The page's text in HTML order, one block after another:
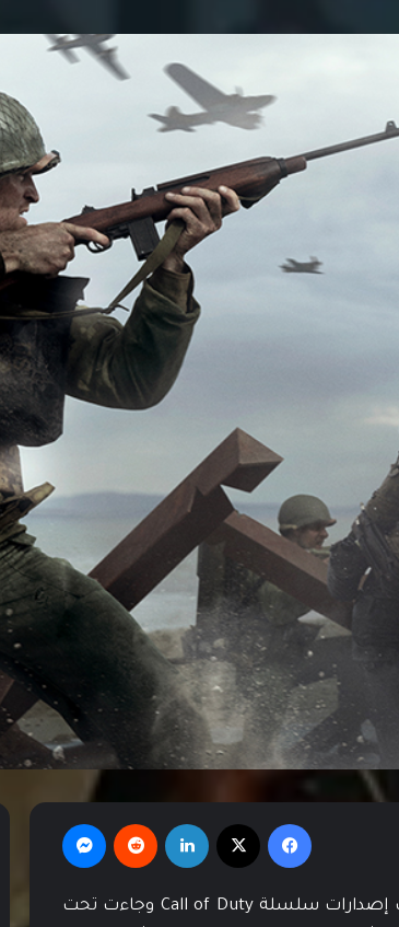
بعد ثلاثة سنوات من التطوير قامت شركة Activision بنشر أحدث إصدارات سلسلة Call of Duty وجاءت تحت